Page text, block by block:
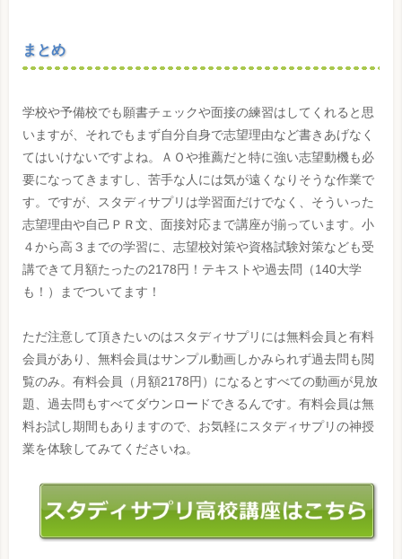
まとめ
学校や予備校でも願書チェックや面接の練習はしてくれると思
いますが、それでもまず自分自身で志望理由など書きあげなく
てはいけないですよね。ＡＯや推薦だと特に強い志望動機も必
要になってきますし、苦手な人には気が遠くなりそうな作業で
す。ですが、スタディサプリは学習面だけでなく、そういった
志望理由や自己ＰＲ文、面接対応まで講座が揃っています。小
４から高３までの学習に、志望校対策や資格試験対策なども受
講できて月額たったの2178円！テキストや過去問（140大学
も！）までついてます！
ただ注意して頂きたいのはスタディサプリには無料会員と有料
会員があり、無料会員はサンプル動画しかみられず過去問も閲
覧のみ。有料会員（月額2178円）になるとすべての動画が見放
題、過去問もすべてダウンロードできるんです。有料会員は無
料お試し期間もありますので、お気軽にスタディサプリの神授
業を体験してみてくださいね。